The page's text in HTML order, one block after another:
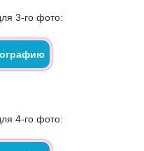
3-го фото:
4-го фото: